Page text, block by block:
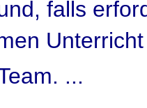
falls
...